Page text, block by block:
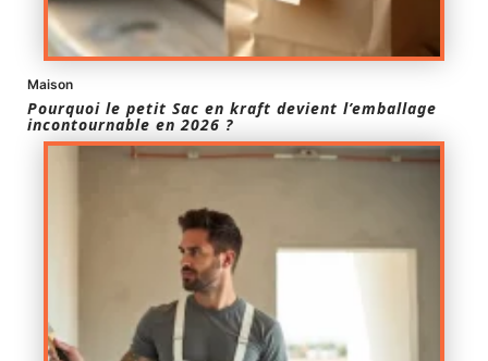
Maison
Pourquoi le petit Sac en kraft devient l’emballage
incontournable en 2026 ?